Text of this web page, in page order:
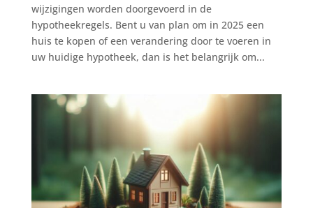
wijzigingen worden doorgevoerd in de
hypotheekregels. Bent u van plan om in 2025 een
huis te kopen of een verandering door te voeren in
uw huidige hypotheek, dan is het belangrijk om...